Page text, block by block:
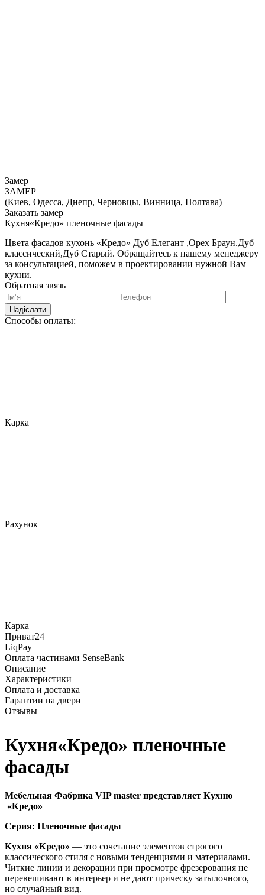
Замер
ЗАМЕР
(Киев, Одесса, Днепр, Черновцы, Винница, Полтава)
Заказать замер
Кухня«Кредо» пленочные фасады
Цвета фасадов кухонь «Кредо» Дуб Елегант ,Орех Браун.Дуб
классический,Дуб Старый. Обращайтесь к нашему менеджеру
за консультацией, поможем в проектировании нужной Вам
кухни.
Обратная звязь
Надіслати
Способы оплаты:
Карка
Рахунок
Карка
Приват24
LiqPay
Оплата частинами SenseBank
Описание
Характеристики
Оплата и доставка
Гарантии на двери
Отзывы
Кухня«Кредо» пленочные
фасады
Мебельная Фабрика VIP master представляет Кухню
«Кредо»
Серия: Пленочные фасады
Кухня «Кредо» — это сочетание элементов строгого
классического стиля с новыми тенденциями и материалами.
Читкие линии и декорации при просмотре фрезерования не
перевешивают в интерьер и не дают прическу затылочного,
но случайный вид.